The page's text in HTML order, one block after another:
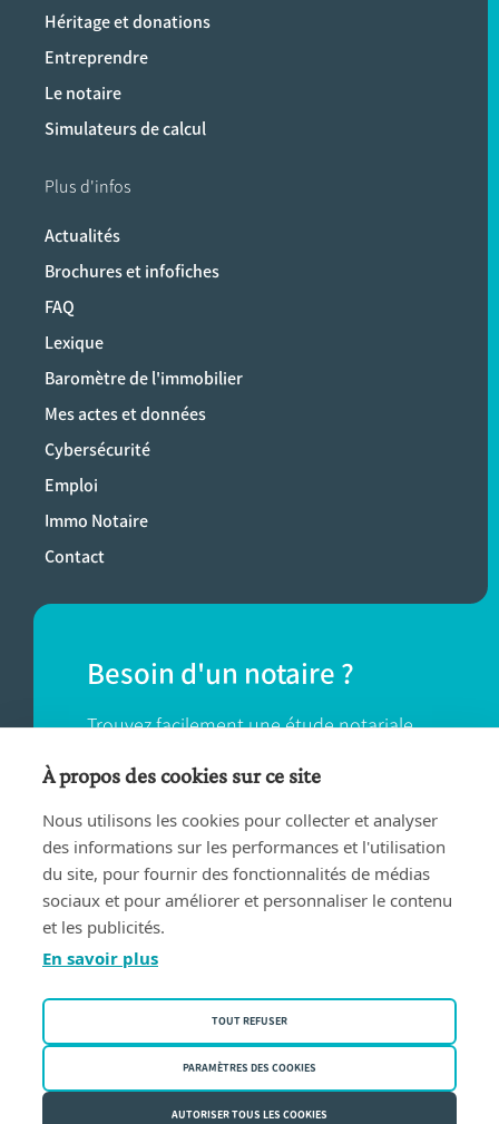
Héritage et donations
Entreprendre
Le notaire
Simulateurs de calcul
Plus d'infos
Actualités
Brochures et infofiches
FAQ
Lexique
Baromètre de l'immobilier
Mes actes et données
Cybersécurité
Emploi
Immo Notaire
Contact
Besoin d'un notaire ?
Trouvez facilement une étude notariale
près de chez vous.
TROUVER UN NOTAIRE
Conditions d'utilisation
Politique des cookies
Fednot asbl | Rue de la Montage 30/34 - 1000 Bruxelles | BE
À propos des cookies sur ce site
Nous utilisons les cookies pour collecter et analyser
des informations sur les performances et l'utilisation
du site, pour fournir des fonctionnalités de médias
sociaux et pour améliorer et personnaliser le contenu
et les publicités.
En savoir plus
TOUT REFUSER
PARAMÈTRES DES COOKIES
AUTORISER TOUS LES COOKIES